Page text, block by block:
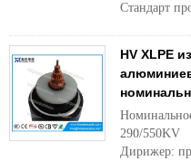
Стандарт
HV XLPE
290/550KV
Дирижер: